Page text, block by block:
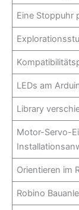
Eine Stoppuhr
LEDs am
Library
Motor-Servo-
Orientieren im
Robino